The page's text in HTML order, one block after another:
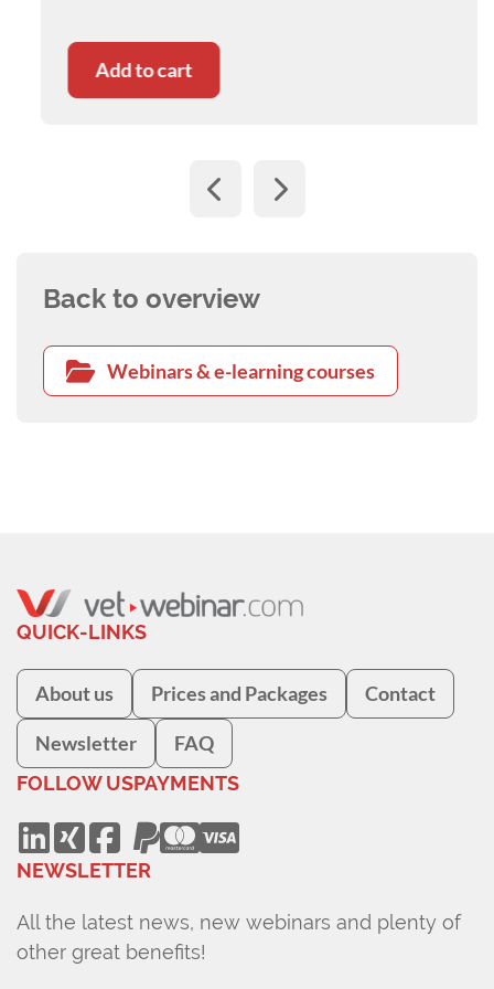
Add to cart
Back to overview
Webinars & e-learning courses
QUICK-LINKS
About us Prices and Packages Contact
Newsletter FAQ
FOLLOW USPAYMENTS
NEWSLETTER
All the latest news, new webinars and plenty of
other great benefits!